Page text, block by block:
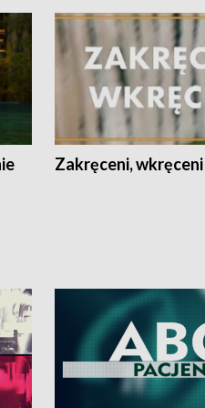
Zakręceni, wkręceni